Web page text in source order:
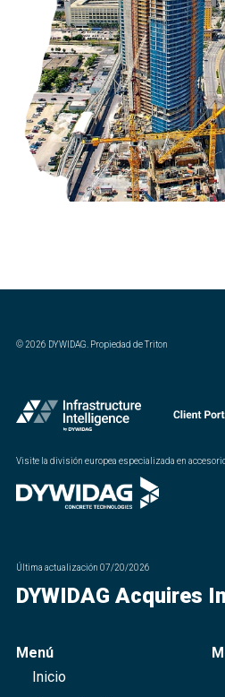
©2026 DYWIDAG. Propiedad de Triton
Visite la división europea especializada en
Última actualización 07/20/2026
DYWIDAG Acquires
Menú
Inicio